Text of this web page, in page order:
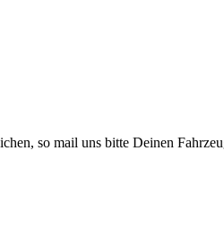
so mail uns bitte Deinen